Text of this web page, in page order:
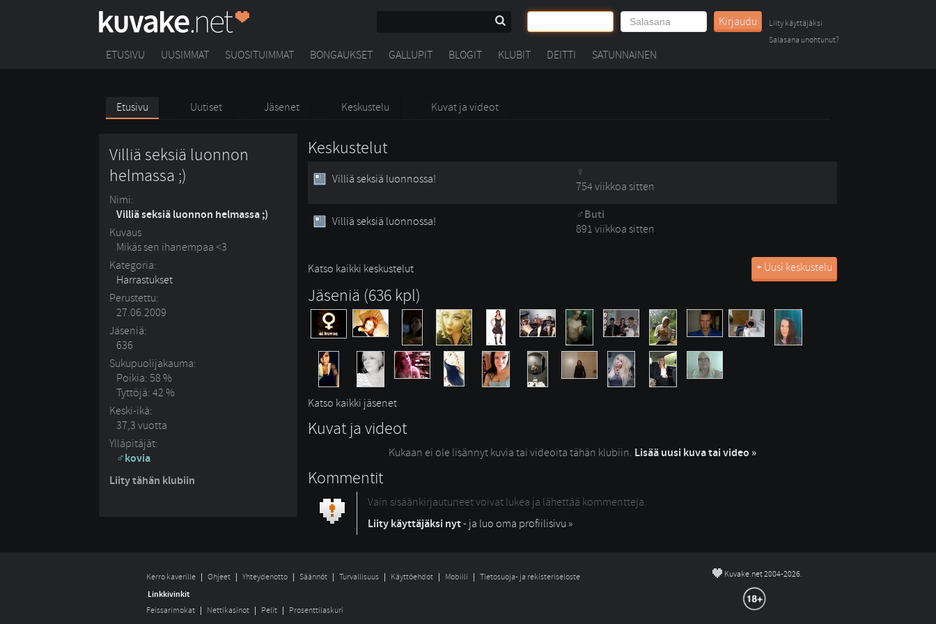
Kirjaudu
Liity käyttäjäksi
Salasana unohtunut?
ETUSIVU UUSIMMAT SUOSITUIMMAT BONGAUKSET GALLUPIT BLOGIT KLUBIT DEITTI SATUNNAINEN
Etusivu Uutiset Jäsenet Keskustelu Kuvat ja videot
Villiä seksiä luonnon
helmassa ;)
Nimi:
Villiä seksiä luonnon helmassa ;)
Kuvaus
Mikäs sen ihanempaa <3
Kategoria:
Harrastukset
Perustettu:
27.06.2009
Jäseniä:
636
Sukupuolijakauma:
Poikia: 58 %
Tyttöjä: 42 %
Keski-ikä:
37,3 vuotta
Ylläpitäjät:
kovia
Liity tähän klubiin
Keskustelut
Villiä seksiä luonnossa!
754 viikkoa sitten
Villiä seksiä luonnossa! Buti
891 viikkoa sitten
Katso kaikki keskustelut + Uusi keskustelu
Jäseniä (636 kpl)
Katso kaikki jäsenet
Kuvat ja videot
Kukaan ei ole lisännyt kuvia tai videoita tähän klubiin. Lisää uusi kuva tai video »
Kommentit
Vain sisäänkirjautuneet voivat lukea ja lähettää kommentteja.
Liity käyttäjäksi nyt- ja luo oma profiilisivu »
Kerro kaverille Ohjeet Yhteydenotto Säännöt Turvallisuus Käyttöehdot Mobiili Tietosuoja- ja rekisteriseloste © Kuvake.net 2004-2026.
Linkkivinkit
Feissarimokat Nettikasinot Pelit Prosenttilaskuri